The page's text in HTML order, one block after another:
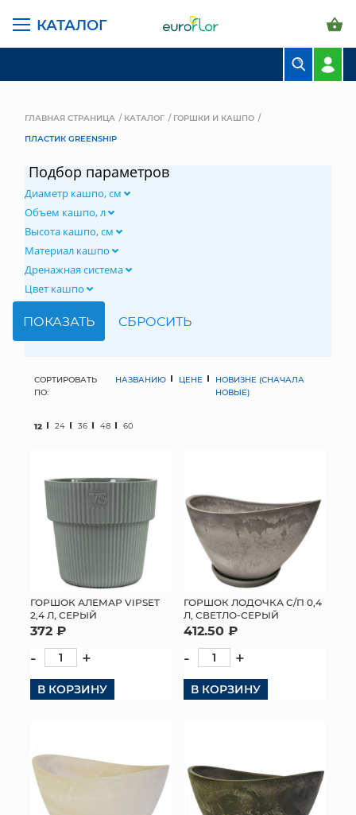
КАТАЛОГ
СВАДЕБНАЯ ФЛОРИСТИКА
МЯГКИЕ ИГРУШКИ
СУНДУКИ
ИСКУССТВЕННЫЕ ЦВЕТЫ
ПАКЕТЫ И СУМКИ
ТОРГОВЫЙ ЦЕНТР
ОПТОВЫМ КЛИЕНТАМ
ДОСТАВКА И ОПЛАТА
ГЛАВНАЯ СТРАНИЦА КАТАЛОГ
ГОРШКИ И КАШПО
ПЛАСТИК GREENSHIP
Подбор параметров
Диаметр кашпо, см
Объем кашпо, л
Высота кашпо, см
Материал кашпо
Дренажная система
Цвет кашпо
СОРТИРОВАТЬ
ПО:
НАЗВАНИЮ ЦЕНЕ
НОВИЗНЕ (СНАЧАЛА
НОВЫЕ)
12 24 36 48 60
ГОРШОК АЛЕМАР VIPSET
2,4 Л, СЕРЫЙ
372 ₽
- +
В КОРЗИНУ
ГОРШОК ЛОДОЧКА С/П 0,4
Л, СВЕТЛО-СЕРЫЙ
412.50 ₽
- +
В КОРЗИНУ